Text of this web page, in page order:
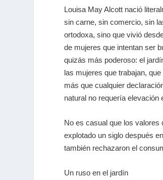
Louisa May Alcott nació
sin carne, sin comercio, sin
ortodoxa, sino que vivió
de mujeres que intentan ser
quizás más poderoso: el
las mujeres que trabajan,
más que cualquier
natural no requería elevación
No es casual que los valores
explotado un siglo después
también rechazaron el
Un ruso en el jardín